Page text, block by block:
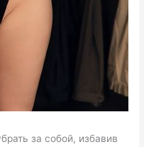
за собой, избавив